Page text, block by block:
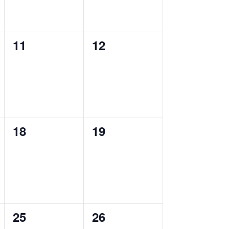
0
11
0
12
0
18
0
19
0
25
0
26